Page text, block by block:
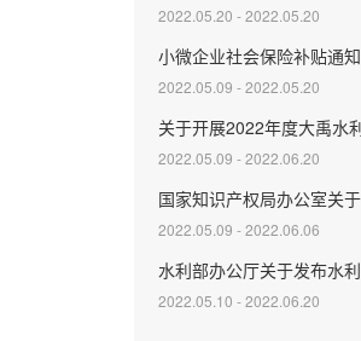
2022.05.20 - 2022.05.20
小微企业社会保险补贴通知
2022.05.09 - 2022.05.20
2022.05.09 - 2022.06.20
2022.05.09 - 2022.06.06
2022.05.10 - 2022.06.20